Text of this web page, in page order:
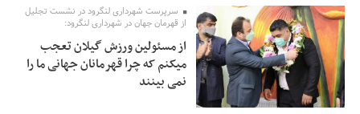
9:34 خبرنگارانی که جنگ را برای تاریخ نوشتند
9:32
پشتیبانی از زنجیره ارزش بادام زمینی در اولویت سیاست‌های
حمایتی گیلان است
12:46 بخش دوم گفت‌وگوی پزشکیان با مردم امشب پخش می‌شود
سرپرست شهرداری لنگرود در نشست تجلیل
از قهرمان جهان در شهرداری لنگرود:
از مسئولین ورزش گیلان تعجب
میکنم که چرا قهرمانان جهانی ما را
نمی بینند